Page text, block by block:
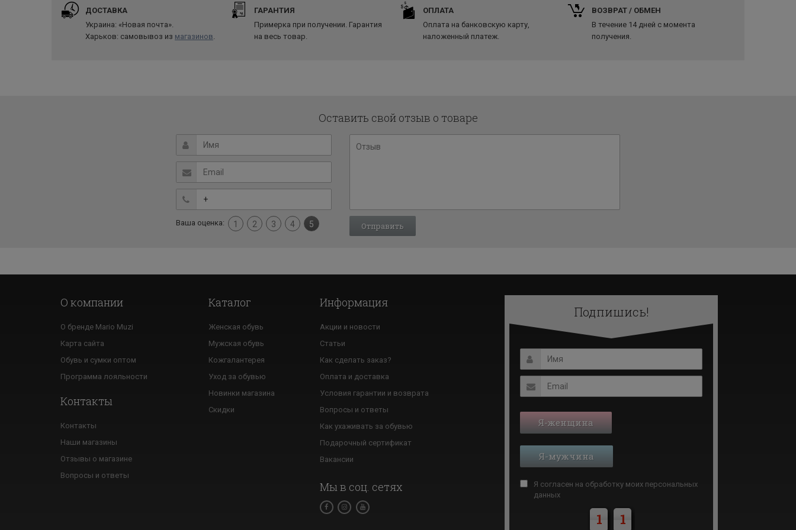
ДОСТАВКА
Украина: «Новая почта».
Харьков: самовывоз из магазинов.
ГАРАНТИЯ
Примерка при получении. Гарантия
на весь товар.
ОПЛАТА
Оплата на банковскую карту,
наложенный платеж.
ВОЗВРАТ / ОБМЕН
В течение 14 дней с момента
получения.
Оставить свой отзыв о товаре
Ваша оценка: 1 2 3 4 5
О компании
О бренде Mario Muzi
Карта сайта
Обувь и сумки оптом
Программа лояльности
Контакты
Контакты
Наши магазины
Отзывы о магазине
Вопросы и ответы
Каталог
Женская обувь
Мужская обувь
Кожгалантерея
Уход за обувью
Новинки магазина
Скидки
Информация
Акции и новости
Статьи
Как сделать заказ?
Оплата и доставка
Условия гарантии и возврата
Вопросы и ответы
Как ухаживать за обувью
Подарочный сертификат
Вакансии
Мы в соц. сетях
Подпишись!
Я-женщина
Я-мужчина
Я согласен на обработку моих персональных
данных
1 1